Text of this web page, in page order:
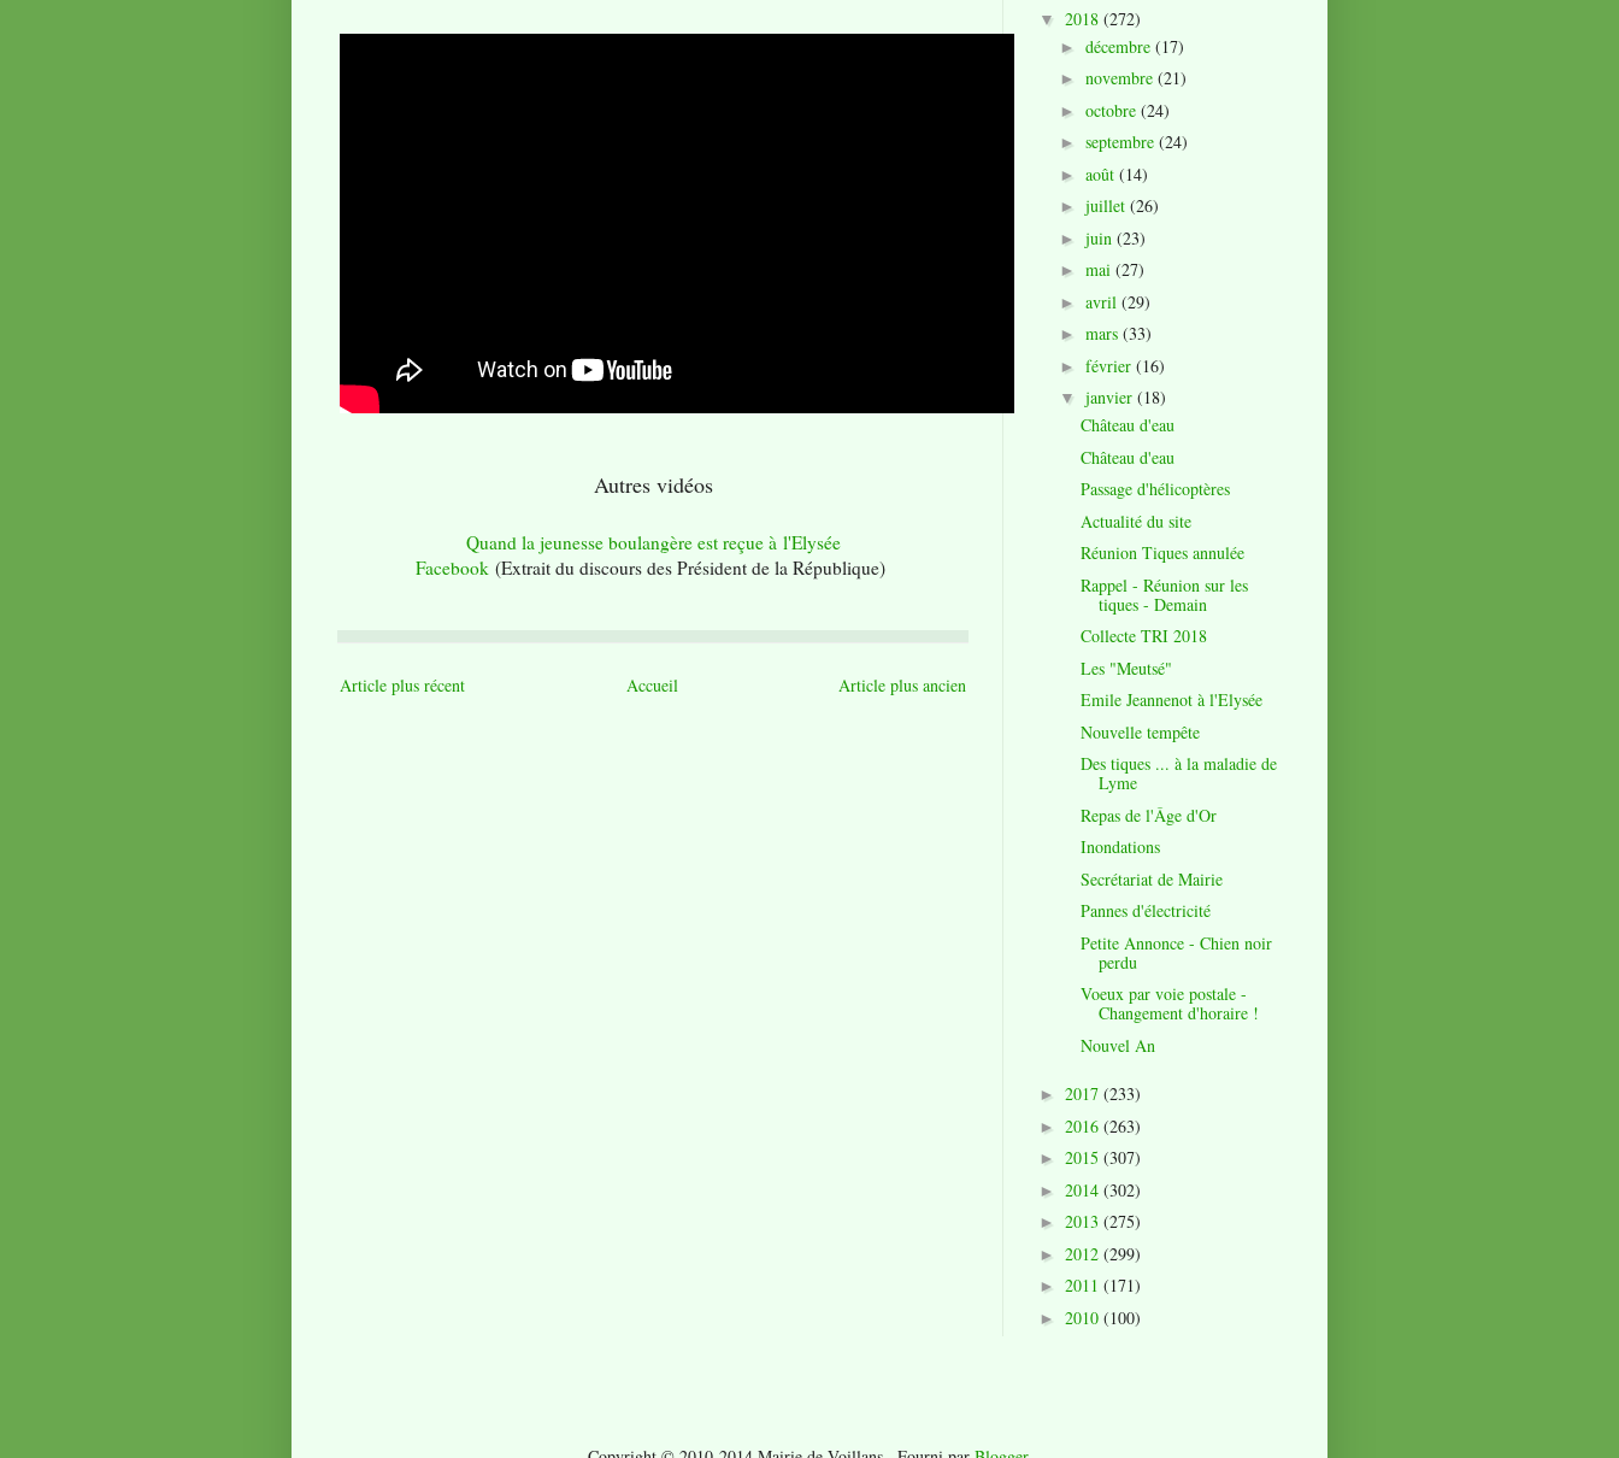
Autres vidéos
Quand la jeunesse boulangère est reçue à l'Elysée
Facebook(Extrait du discours des Président de la République)
Article plus récent Article plus ancien
Accueil
▼ 2018 (272)
► décembre (17)
► novembre (21)
► octobre (24)
► septembre (24)
► août (14)
► juillet (26)
► juin (23)
► mai (27)
► avril (29)
► mars (33)
► février (16)
▼ janvier (18)
Château d'eau
Château d'eau
Passage d'hélicoptères
Actualité du site
Réunion Tiques annulée
Rappel - Réunion sur les
tiques - Demain
Collecte TRI 2018
Les "Meutsé"
Emile Jeannenot à l'Elysée
Nouvelle tempête
Des tiques ... à la maladie de
Lyme
Repas de l'Âge d'Or
Inondations
Secrétariat de Mairie
Pannes d'électricité
Petite Annonce - Chien noir
perdu
Voeux par voie postale -
Changement d'horaire !
Nouvel An
► 2017 (233)
► 2016 (263)
► 2015 (307)
► 2014 (302)
► 2013 (275)
► 2012 (299)
► 2011 (171)
► 2010 (100)